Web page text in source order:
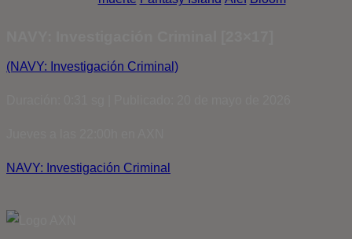
(NAVY: Investigación Criminal)
NAVY: Investigación Criminal